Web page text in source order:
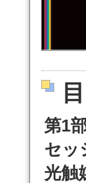
第1
セッ
光触